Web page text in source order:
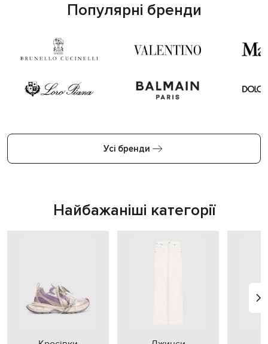
Популярні бренди
Усі бренди
Найбажаніші категорії